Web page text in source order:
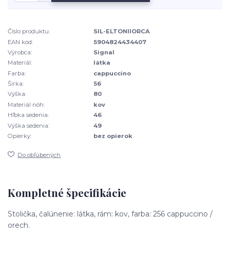
Číslo produktu:
SIL-ELTONIIORCA
EAN kód:
5904824434407
Výrobca:
Signal
Materiál:
látka
Farba:
cappuccino
Šírka:
56
Výška:
80
Materiál nôh:
kov
Hľbka sedenia:
46
Výška sedenia:
49
Opierky:
bez opierok
Do obľúbených
Kompletné špecifikácie
Stolička, čalúnenie: látka, rám: kov, farba: 256 cappuccino /
orech.